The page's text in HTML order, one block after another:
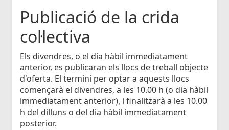
Publicació de la crida
col·lectiva
Els divendres, o el dia hàbil immediatament
anterior, es publicaran els llocs de treball objecte
d'oferta. El termini per optar a aquests llocs
començarà el divendres, a les 10.00 h (o dia hàbil
immediatament anterior), i finalitzarà a les 10.00
h del dilluns o del dia hàbil immediatament
posterior.